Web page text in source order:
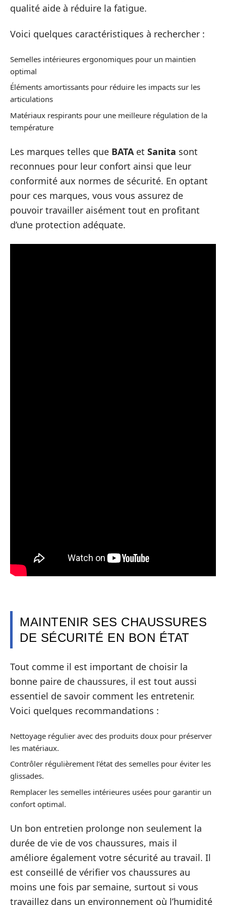
qualité aide à réduire la fatigue.
Voici quelques caractéristiques à rechercher :
Semelles intérieures ergonomiques pour un maintien
optimal
Éléments amortissants pour réduire les impacts sur les
articulations
Matériaux respirants pour une meilleure régulation de la
température
Les marques telles que BATAet Sanita sont
reconnues pour leur confort ainsi que leur
conformité aux normes de sécurité. En optant
pour ces marques, vous vous assurez de
pouvoir travailler aisément tout en profitant
d’une protection adéquate.
MAINTENIR SES CHAUSSURES
DE SÉCURITÉ EN BON ÉTAT
Tout comme il est important de choisir la
bonne paire de chaussures, il est tout aussi
essentiel de savoir comment les entretenir.
Voici quelques recommandations :
Nettoyage régulier avec des produits doux pour préserver
les matériaux.
Contrôler régulièrement l’état des semelles pour éviter les
glissades.
Remplacer les semelles intérieures usées pour garantir un
confort optimal.
Un bon entretien prolonge non seulement la
durée de vie de vos chaussures, mais il
améliore également votre sécurité au travail. Il
est conseillé de vérifier vos chaussures au
moins une fois par semaine, surtout si vous
travaillez dans un environnement où l’humidité